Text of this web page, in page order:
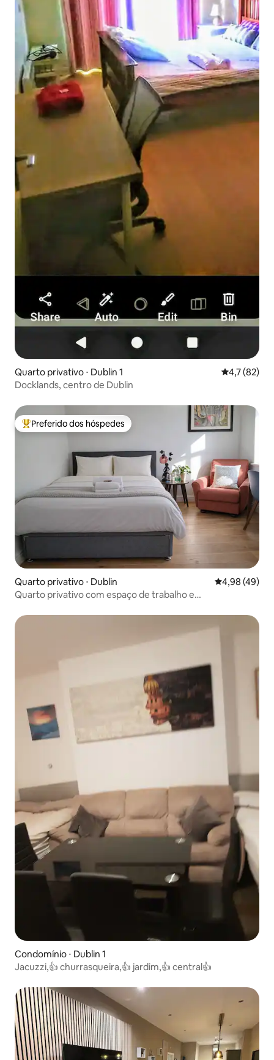
Quarto privativo ⋅ Dublin 1 4,7 de uma
4,7 (82)
Docklands, centro de Dublin
Entre os melhores preferidos dos hóspedes
Preferido dos hóspedes
Quarto privativo ⋅ Dublin 4,98 de uma
4,98 (49)
Quarto privativo com espaço de trabalho e
Condomínio ⋅ Dublin 1
Jacuzzi,👍 churrasqueira,👍 jardim,👍 central👍